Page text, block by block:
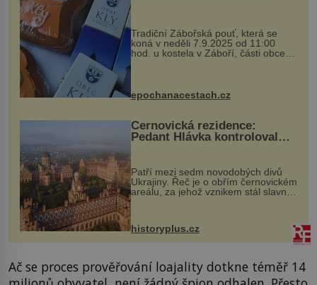
Tradiční Zábořská pouť, která se
koná v neděli 7.9.2025 od 11:00
hod. u kostela v Záboří, části obce
Kly u Mělníka. V programu naleznete
komentovanou prohlídku kostela,
epochanacestach.cz
Černovická rezidence:
Pedant Hlávka kontroloval
Patří mezi sedm novodobých divů
Ukrajiny. Řeč je o obřím černovickém
areálu, za jehož vznikem stál slavný
český architekt Josef Hlávka. Ten si
na něm dal mimořádně záležet. Jeho
stavební plány by při ...
historyplus.cz
Ač se proces prověřování loajality dotkne téměř 14